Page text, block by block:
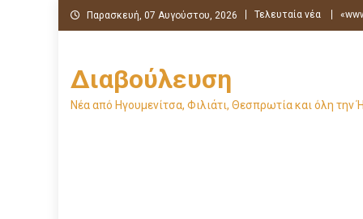
Μεταπηδήστε
στο
Παρασκευή, 07 Αυγούστου, 2026 Τελευταία νέα
Διαβούλευση
Νέα από Ηγουμενίτσα, Φιλιάτι, Θεσπρωτία και όλη την